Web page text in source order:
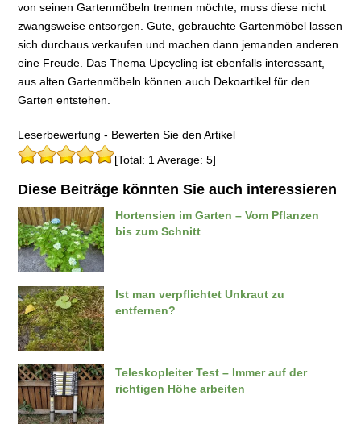
von seinen Gartenmöbeln trennen möchte, muss diese nicht
zwangsweise entsorgen. Gute, gebrauchte Gartenmöbel lassen
sich durchaus verkaufen und machen dann jemanden anderen
eine Freude. Das Thema Upcycling ist ebenfalls interessant,
aus alten Gartenmöbeln können auch Dekoartikel für den
Garten entstehen.
Leserbewertung - Bewerten Sie den Artikel
[Total: 1 Average: 5]
Diese Beiträge könnten Sie auch interessieren
Hortensien im Garten – Vom Pflanzen
bis zum Schnitt
Ist man verpflichtet Unkraut zu
entfernen?
Teleskopleiter Test – Immer auf der
richtigen Höhe arbeiten